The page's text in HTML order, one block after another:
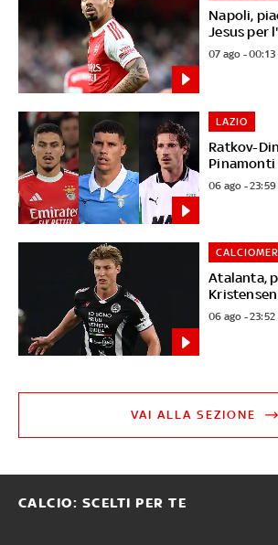
Napoli,
Jesus per
07 ago - 00:13
Ratkov-
Pinamonti
LAZIO
06 ago - 23:59
Atalanta,
Kristensen
06 ago - 23:52
VAI ALLA SEZIONE
CALCIO: SCELTI PER TE